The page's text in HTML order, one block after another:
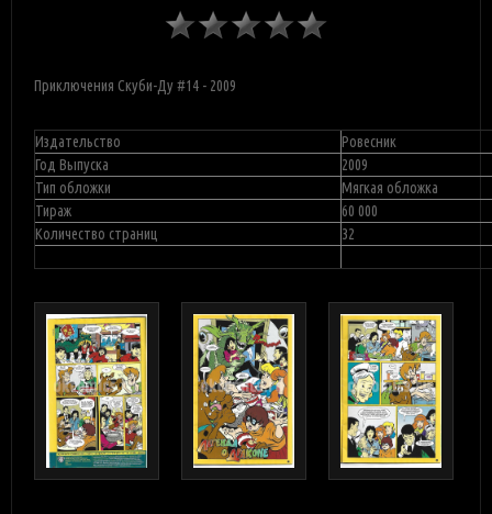
Приключения Скуби-Ду #14 - 2009
Издательство
Ровесник
Год Выпуска
2009
Тип обложки
Мягкая обложка
Тираж
60 000
Количество страниц
32